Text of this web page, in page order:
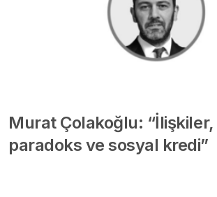
Murat Çolakoğlu:
paradoks ve sosyal kredi”